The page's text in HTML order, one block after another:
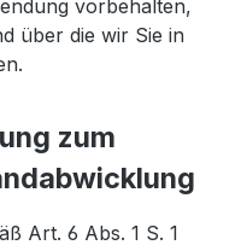
vorbehalten,
über die wir Sie in
zum
Art. 6 Abs. 1 S. 1